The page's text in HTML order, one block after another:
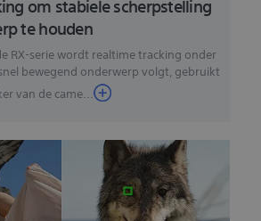
te houden
RX-serie wordt realtime tracking onder
bewegend onderwerp volgt, gebruikt
van de came...